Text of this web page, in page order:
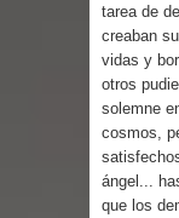
tarea de
creaban
vidas y
otros
solemne
cosmos,
ángel...
que los